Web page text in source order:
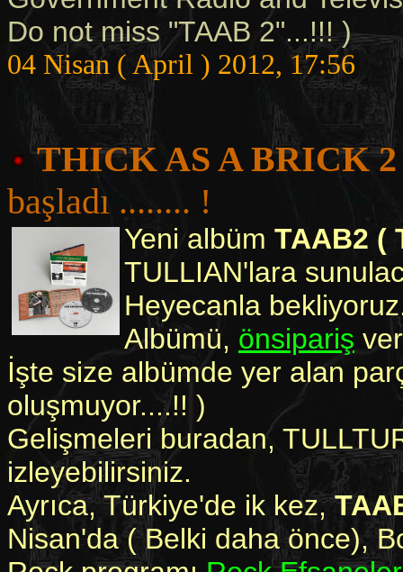
Do not miss "TAAB 2"...!!! )
04 Nisan ( April ) 2012, 17:56
THICK AS A BRICK 2
başladı ........ !
Yeni albüm TAAB2 (
TULLIAN'lara
Heyecanla
Albümü, önsipariş
İşte size albümde yer alan
oluşmuyor....!! )
Gelişmeleri buradan,
izleyebilirsiniz.
Ayrıca, Türkiye'de ik kez,
Nisan'da ( Belki daha önce),